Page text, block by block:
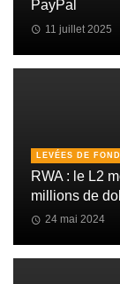
PayPal
11 juillet 2025
LEVÉES DE
RWA : le L2
millions de
24 mai 2024